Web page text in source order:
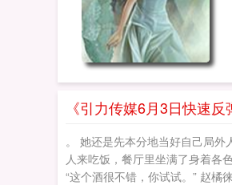
《引力传媒6月3日快速
。 她还是先本分地当好自己局外
人来吃饭，餐厅里坐满了身着各
“这个酒很不错，你试试。” 赵橘